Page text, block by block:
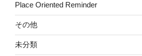
Place Oriented Reminder
その他
未分類